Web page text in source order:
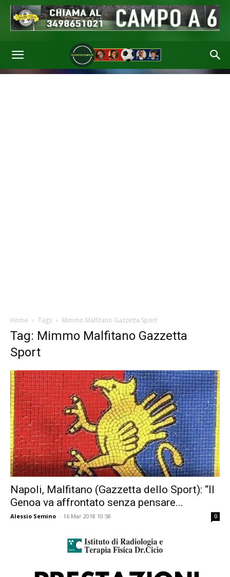
Home Tags Mimmo Malfitano Gazzetta Sport
Tag: Mimmo Malfitano Gazzetta
Sport
Napoli, Malfitano (Gazzetta dello Sport): “Il
Genoa va affrontato senza pensare...
Alessio Semino - 16 Mar 2018 10:58 0